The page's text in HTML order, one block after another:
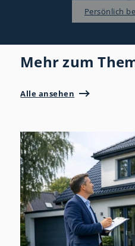
Persönlich
Mehr zum
Alle ansehen